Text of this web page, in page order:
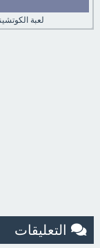
لعبة
التعليقات